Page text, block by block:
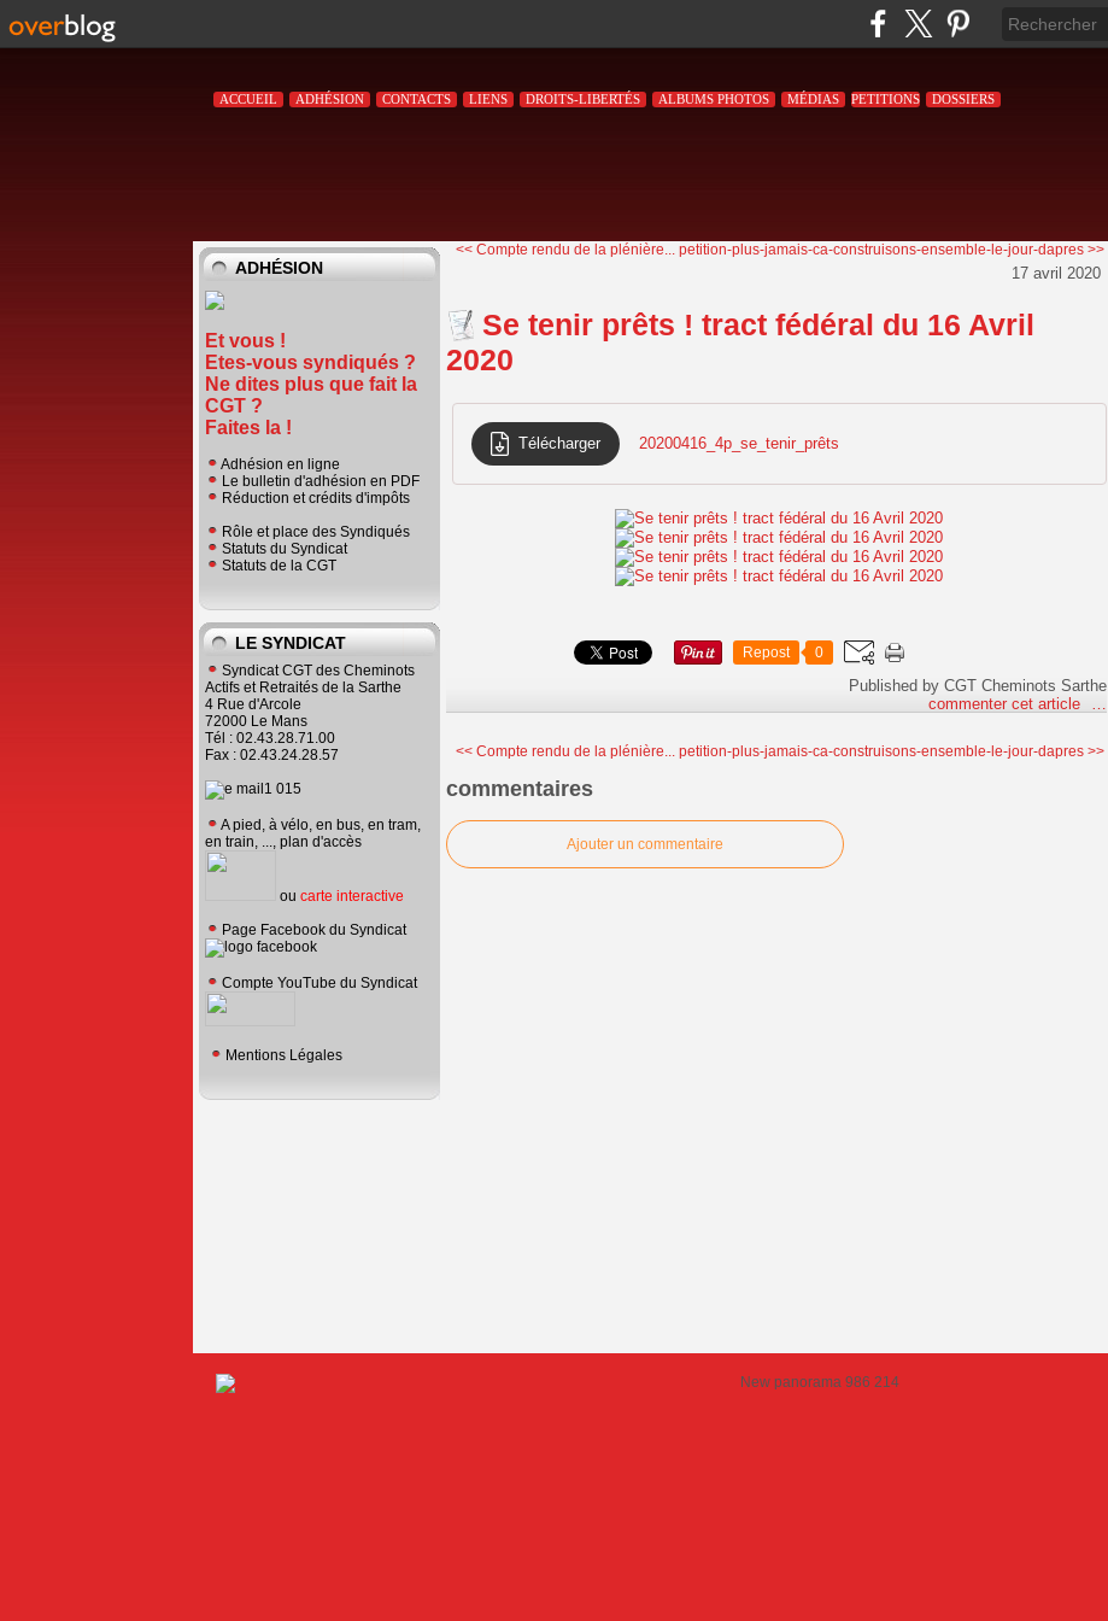
ACCUEIL ADHÉSION CONTACTS LIENS DROITS-LIBERTÉS ALBUMS PHOTOS MÉDIAS PETITIONS DOSSIERS
ADHÉSION
Et vous !
Etes-vous syndiqués ?
Ne dites plus que fait la
CGT ?
Faites la !
Adhésion en ligne
Le bulletin d'adhésion en PDF
Réduction et crédits d'impôts
Rôle et place des Syndiqués
Statuts du Syndicat
Statuts de la CGT
LE SYNDICAT
Syndicat CGT des Cheminots
Actifs et Retraités de la Sarthe
4 Rue d'Arcole
72000 Le Mans
Tél : 02.43.28.71.00
Fax : 02.43.24.28.57
A pied, à vélo, en bus, en tram,
en train, ..., plan d'accès
ou carte interactive
Page Facebook du Syndicat
Compte YouTube du Syndicat
Mentions Légales
<< Compte rendu de la plénière... petition-plus-jamais-ca-construisons-ensemble-le-jour-dapres >>
17 avril 2020
Se tenir prêts ! tract fédéral du 16 Avril
2020
Télécharger 20200416_4p_se_tenir_prêts
Repost 0
Published by CGT Cheminots Sarthe
commenter cet article
<< Compte rendu de la plénière... petition-plus-jamais-ca-construisons-ensemble-le-jour-dapres >>
commentaires
Ajouter un commentaire